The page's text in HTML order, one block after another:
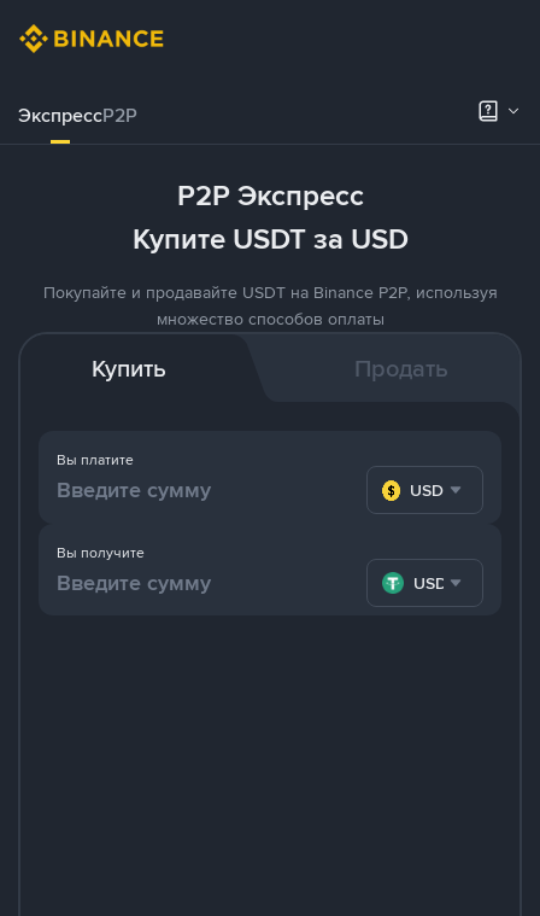
ЭкспрессP2P
P2P Экспресс
Купите USDT за USD
Покупайте и продавайте USDT на Binance P2P, используя
множество способов оплаты
Купить Продать
Вы платите
USD
Вы получите
USDT